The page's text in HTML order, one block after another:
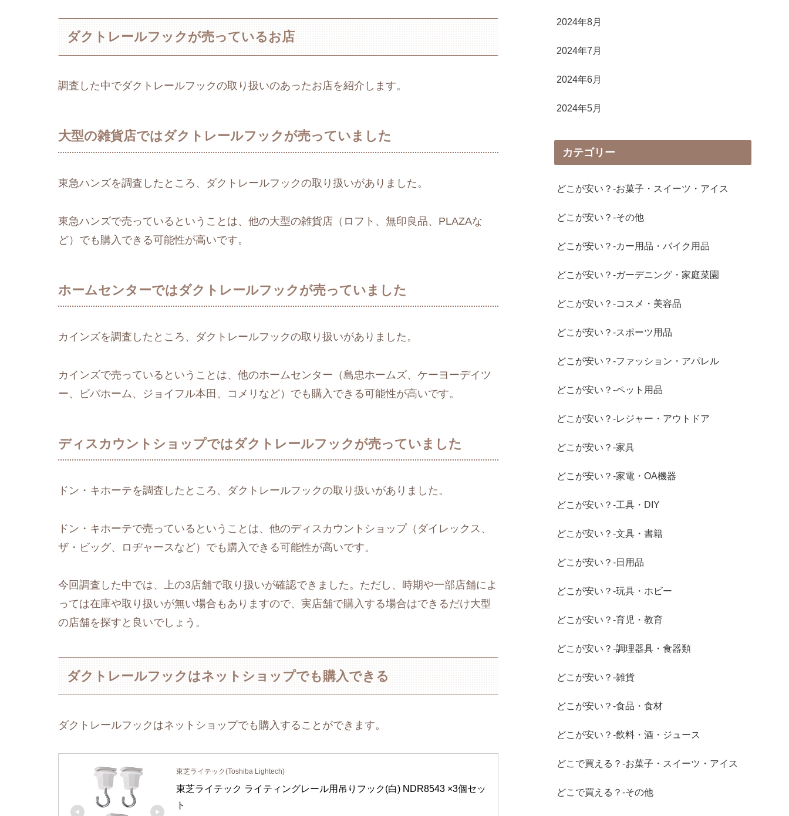
ダクトレールフックが売っているお店
調査した中でダクトレールフックの取り扱いのあったお店を紹介します。
大型の雑貨店ではダクトレールフックが売っていました
東急ハンズを調査したところ、ダクトレールフックの取り扱いがありました。
東急ハンズで売っているということは、他の大型の雑貨店（ロフト、無印良品、PLAZAな
ど）でも購入できる可能性が高いです。
ホームセンターではダクトレールフックが売っていました
カインズを調査したところ、ダクトレールフックの取り扱いがありました。
カインズで売っているということは、他のホームセンター（島忠ホームズ、ケーヨーデイツ
ー、ビバホーム、ジョイフル本田、コメリなど）でも購入できる可能性が高いです。
ディスカウントショップではダクトレールフックが売っていました
ドン・キホーテを調査したところ、ダクトレールフックの取り扱いがありました。
ドン・キホーテで売っているということは、他のディスカウントショップ（ダイレックス、
ザ・ビッグ、ロヂャースなど）でも購入できる可能性が高いです。
今回調査した中では、上の3店舗で取り扱いが確認できました。ただし、時期や一部店舗によ
っては在庫や取り扱いが無い場合もありますので、実店舗で購入する場合はできるだけ大型
の店舗を探すと良いでしょう。
ダクトレールフックはネットショップでも購入できる
ダクトレールフックはネットショップでも購入することができます。
東芝ライテック(Toshiba Lightech)
東芝ライテック ライティングレール用吊りフック(白) NDR8543 ×3個セッ
ト
2024年8月
2024年7月
2024年6月
2024年5月
カテゴリー
どこが安い？-お菓子・スイーツ・アイス
どこが安い？-その他
どこが安い？-カー用品・バイク用品
どこが安い？-ガーデニング・家庭菜園
どこが安い？-コスメ・美容品
どこが安い？-スポーツ用品
どこが安い？-ファッション・アパレル
どこが安い？-ペット用品
どこが安い？-レジャー・アウトドア
どこが安い？-家具
どこが安い？-家電・OA機器
どこが安い？-工具・DIY
どこが安い？-文具・書籍
どこが安い？-日用品
どこが安い？-玩具・ホビー
どこが安い？-育児・教育
どこが安い？-調理器具・食器類
どこが安い？-雑貨
どこが安い？-食品・食材
どこが安い？-飲料・酒・ジュース
どこで買える？-お菓子・スイーツ・アイス
どこで買える？-その他